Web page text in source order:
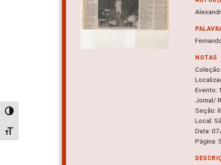
Alternar alto contraste
Alternar tamanho da fonte
NOTAS
Evento:
Jornal/
Seção:
Local:
Data:
Página: